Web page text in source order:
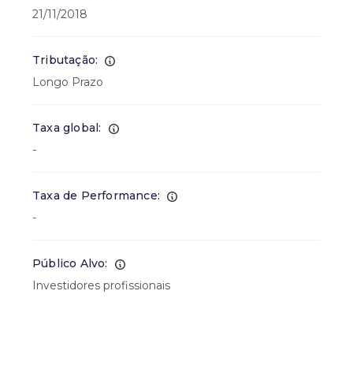
21/11/2018
Tributação:
Longo Prazo
Taxa global:
-
Taxa de Performance:
-
Público Alvo:
Investidores profissionais